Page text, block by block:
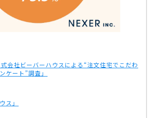
式会社ビーバーハウスによる“注文住宅でこだわ
ケート ”調査」
ス」